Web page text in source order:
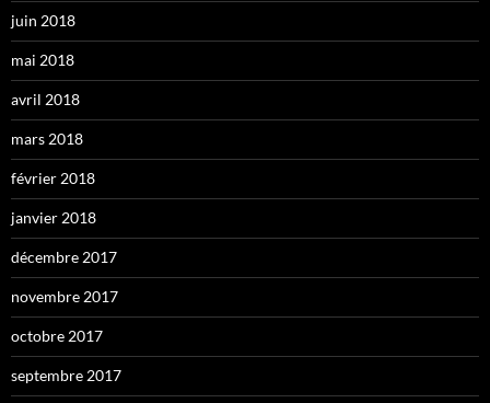
juin 2018
mai 2018
avril 2018
mars 2018
février 2018
janvier 2018
décembre 2017
novembre 2017
octobre 2017
septembre 2017